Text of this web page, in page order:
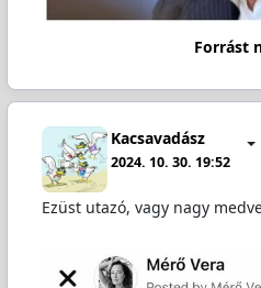
Forrást
Kacsavadász
2024. 10. 30. 19:52
Ezüst utazó, vagy nagy